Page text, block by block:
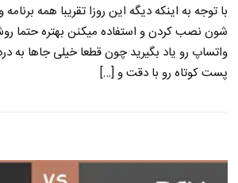
با توجه به اینکه دیگه این روزا تقریبا همه
شون نصب کردن و استفاده میکنن بهتره حتما
واتساپ رو یاد بگیرید چون قطعا خیلی جاها به
پست کوتاه رو با دقت و […]